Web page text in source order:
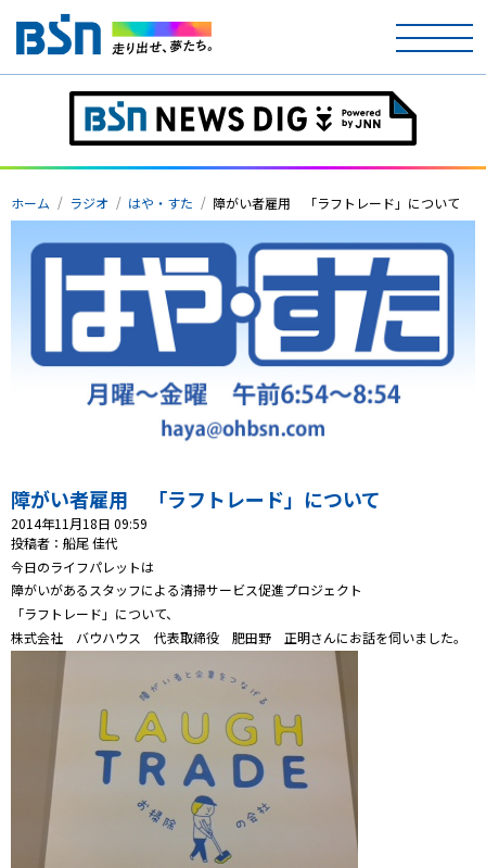
ホーム
テレビ
ラジオ
アナウンサー
イベント
ニュース
プレゼント
コンテンツ・アプリ
キッズ ケンジュ 愛の募金
Well-being
防災・減災
ショッピング
会社概要・ビジョン
お問い合わせ
ホーム ラジオ はや・すた 障がい者雇用 「ラフトレード」について
障がい者雇用 「ラフトレード」について
2014年11月18日 09:59
投稿者：船尾 佳代
今日のライフパレットは
障がいがあるスタッフによる清掃サービス促進プロジェクト
「ラフトレード」について、
株式会社 バウハウス 代表取締役 肥田野 正明さんにお話を伺いました。